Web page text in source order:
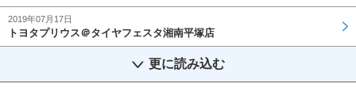
2019年07月17日
トヨタプリウス＠タイヤフェスタ湘南平塚店
更に読み込む